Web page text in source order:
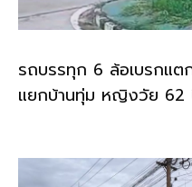
รถบรรทุก 6 ล้อเบรกแ
แยกบ้านทุ่ม หญิงวัย 62